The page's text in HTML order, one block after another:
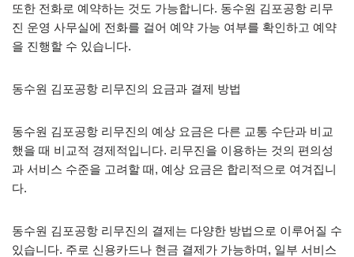
또한 전화로 예약하는 것도 가능합니다. 동수원 김포공항 리무
진 운영 사무실에 전화를 걸어 예약 가능 여부를 확인하고 예약
을 진행할 수 있습니다.
동수원 김포공항 리무진의 요금과 결제 방법
동수원 김포공항 리무진의 예상 요금은 다른 교통 수단과 비교
했을 때 비교적 경제적입니다. 리무진을 이용하는 것의 편의성
과 서비스 수준을 고려할 때, 예상 요금은 합리적으로 여겨집니
다.
동수원 김포공항 리무진의 결제는 다양한 방법으로 이루어질 수
있습니다. 주로 신용카드나 현금 결제가 가능하며, 일부 서비스